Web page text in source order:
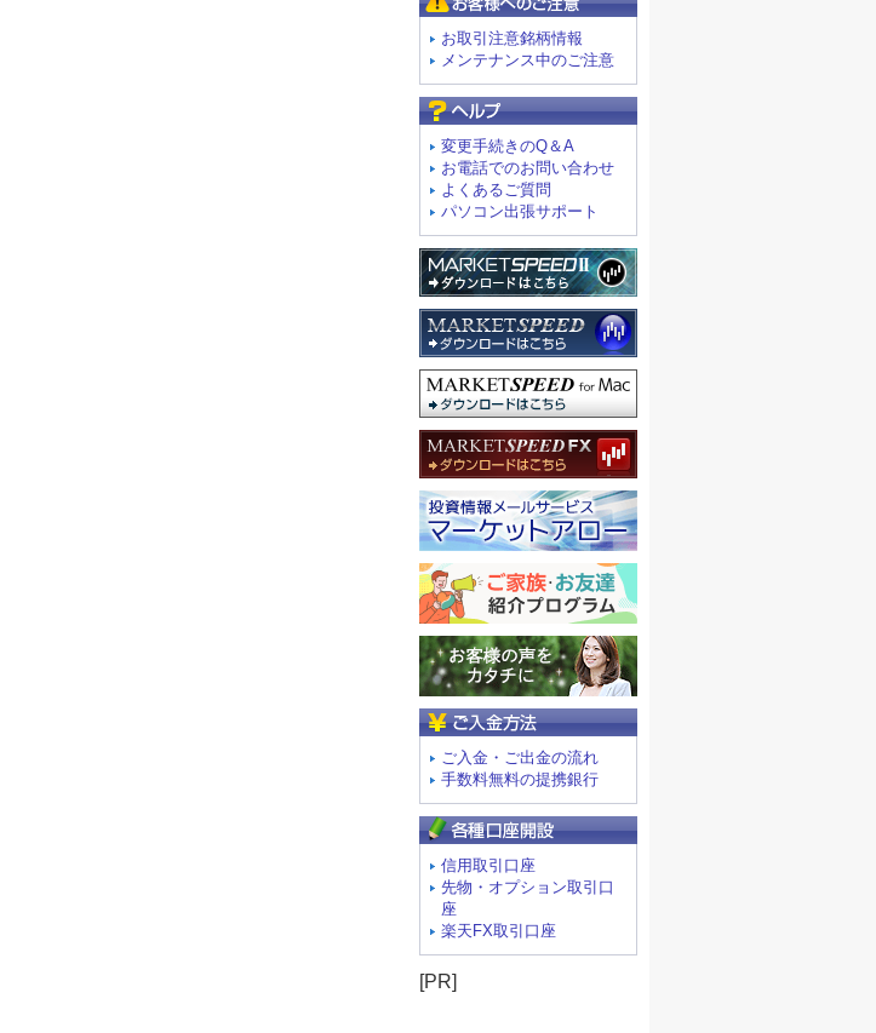
お取引注意銘柄情報
メンテナンス中のご注意
変更手続きのQ＆A
お電話でのお問い合わせ
よくあるご質問
パソコン出張サポート
ご入金・ご出金の流れ
手数料無料の提携銀行
信用取引口座
先物・オプション取引口
座
楽天FX取引口座
[PR]